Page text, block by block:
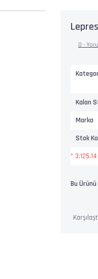
0 -
Kalan
Marka
Stok
*
Bu